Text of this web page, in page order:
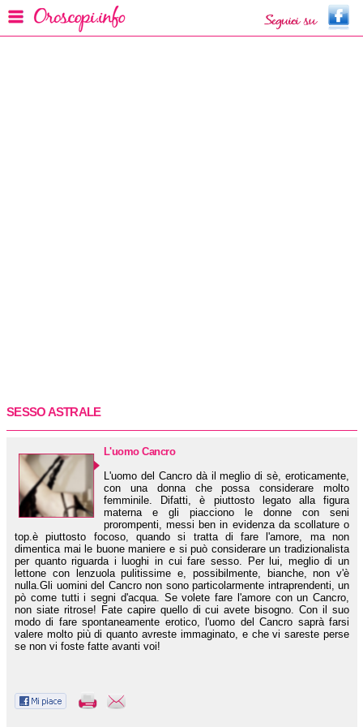
SESSO ASTRALE
L'uomo Cancro
L'uomo del Cancro dà il meglio di sè, eroticamente,
con una donna che possa considerare molto
femminile. Difatti, è piuttosto legato alla figura
materna e gli piacciono le donne con seni
prorompenti, messi ben in evidenza da scollature o
top.è piuttosto focoso, quando si tratta di fare l'amore, ma non
dimentica mai le buone maniere e si può considerare un tradizionalista
per quanto riguarda i luoghi in cui fare sesso. Per lui, meglio di un
lettone con lenzuola pulitissime e, possibilmente, bianche, non v'è
nulla.Gli uomini del Cancro non sono particolarmente intraprendenti, un
pò come tutti i segni d'acqua. Se volete fare l'amore con un Cancro,
non siate ritrose! Fate capire quello di cui avete bisogno. Con il suo
modo di fare spontaneamente erotico, l'uomo del Cancro saprà farsi
valere molto più di quanto avreste immaginato, e che vi sareste perse
se non vi foste fatte avanti voi!